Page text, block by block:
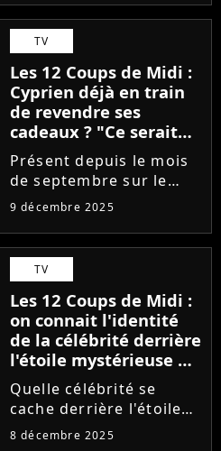
des 12 Coups de Midi. Et
si l'on se fie à ses
objectifs, il ne compte
pas quitter le plateau
de Jean-Luc...
TV
Les 12 Coups de Midi :
Cyprien déjà en train
de revendre ses
cadeaux ? "Ce serait
bête de..."
Présent depuis le mois
de septembre sur le
plateau des 12 Coups de
d'impressionner le
public grâce à ses
performances. Et alors
que le candidat
s'apprête à découvrir...
9 décembre 2025
TV
Les 12 Coups de Midi :
on connait l'identité
de la célébrité derrière
l'étoile mystérieuse de
décembre 2025, et
c'est une actrice
américaine très
connue en France
Quelle célébrité se
cache derrière l'étoile
mystérieuse de
8 décembre 2025